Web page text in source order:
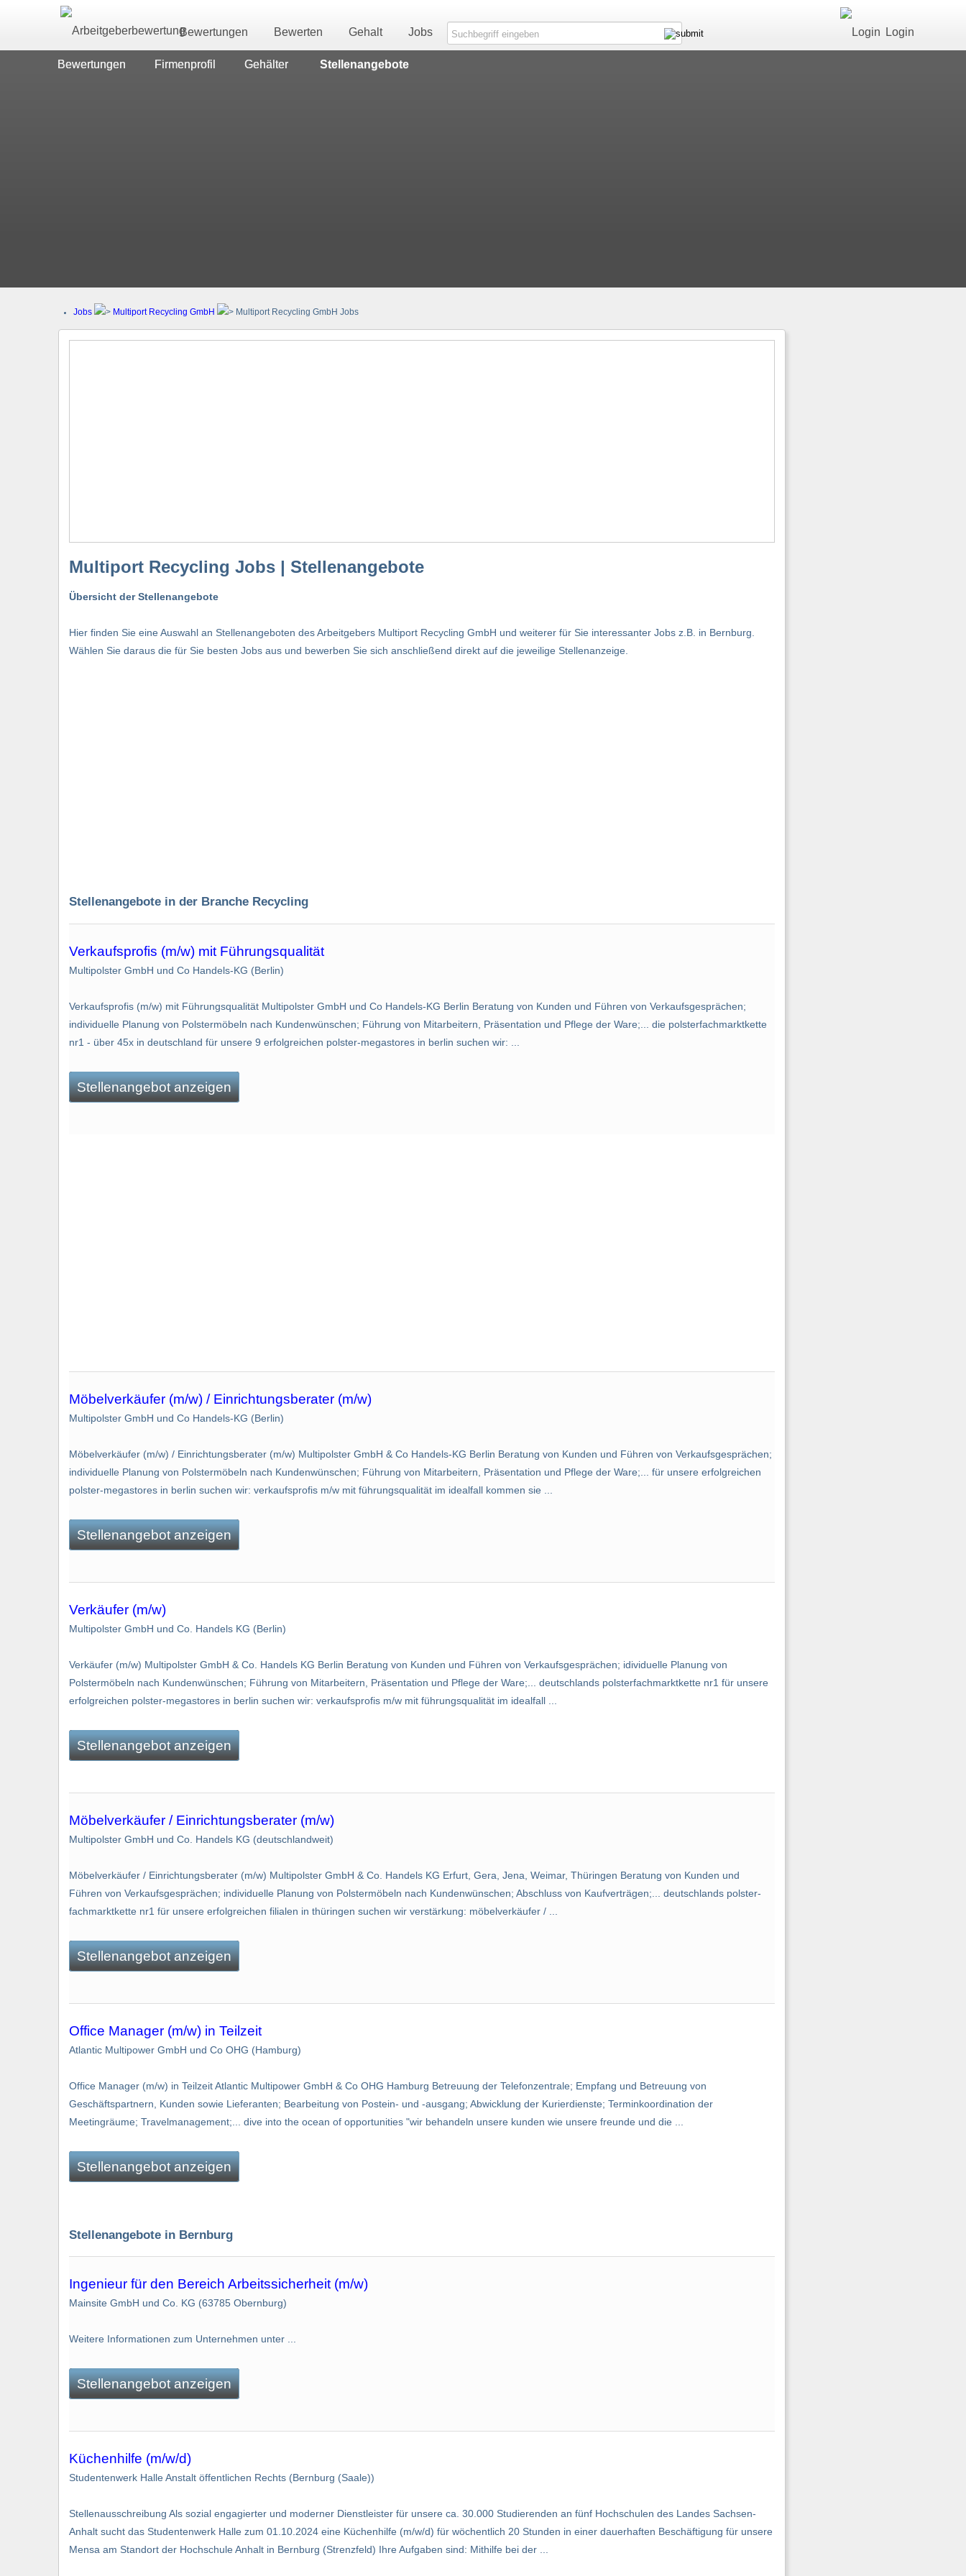
Bewertungen Bewerten Gehalt Jobs Login
Bewertungen Firmenprofil Gehälter Stellenangebote
Jobs Multiport Recycling GmbH Multiport Recycling GmbH Jobs
Multiport Recycling Jobs | Stellenangebote
Übersicht der Stellenangebote
Hier finden Sie eine Auswahl an Stellenangeboten des Arbeitgebers Multiport Recycling GmbH und weiterer für Sie interessanter Jobs z.B. in Bernburg.
Wählen Sie daraus die für Sie besten Jobs aus und bewerben Sie sich anschließend direkt auf die jeweilige Stellenanzeige.
Stellenangebote in der Branche Recycling
Verkaufsprofis (m/w) mit Führungsqualität
Multipolster GmbH und Co Handels-KG (Berlin)
Verkaufsprofis (m/w) mit Führungsqualität Multipolster GmbH und Co Handels-KG Berlin Beratung von Kunden und Führen von Verkaufsgesprächen;
individuelle Planung von Polstermöbeln nach Kundenwünschen; Führung von Mitarbeitern, Präsentation und Pflege der Ware;... die polsterfachmarktkette
nr1 - über 45x in deutschland für unsere 9 erfolgreichen polster-megastores in berlin suchen wir: ...
Stellenangebot anzeigen
Möbelverkäufer (m/w) / Einrichtungsberater (m/w)
Multipolster GmbH und Co Handels-KG (Berlin)
Möbelverkäufer (m/w) / Einrichtungsberater (m/w) Multipolster GmbH & Co Handels-KG Berlin Beratung von Kunden und Führen von Verkaufsgesprächen;
individuelle Planung von Polstermöbeln nach Kundenwünschen; Führung von Mitarbeitern, Präsentation und Pflege der Ware;... für unsere erfolgreichen
polster-megastores in berlin suchen wir: verkaufsprofis m/w mit führungsqualität im idealfall kommen sie ...
Stellenangebot anzeigen
Verkäufer (m/w)
Multipolster GmbH und Co. Handels KG (Berlin)
Verkäufer (m/w) Multipolster GmbH & Co. Handels KG Berlin Beratung von Kunden und Führen von Verkaufsgesprächen; idividuelle Planung von
Polstermöbeln nach Kundenwünschen; Führung von Mitarbeitern, Präsentation und Pflege der Ware;... deutschlands polster­fachmarktkette nr1 für unsere
erfolgreichen polster-megastores in berlin suchen wir: verkaufsprofis m/w mit führungsqualität im idealfall ...
Stellenangebot anzeigen
Möbelverkäufer / Einrichtungsberater (m/w)
Multipolster GmbH und Co. Handels KG (deutschlandweit)
Möbelverkäufer / Einrichtungsberater (m/w) Multipolster GmbH & Co. Handels KG Erfurt, Gera, Jena, Weimar, Thüringen Beratung von Kunden und
Führen von Verkaufsgesprächen; individuelle Planung von Polstermöbeln nach Kundenwünschen; Abschluss von Kaufverträgen;... deutschlands polster­
fachmarktkette nr1 für unsere erfolgreichen filialen in thüringen suchen wir verstärkung: möbelverkäufer / ...
Stellenangebot anzeigen
Office Manager (m/w) in Teilzeit
Atlantic Multipower GmbH und Co OHG (Hamburg)
Office Manager (m/w) in Teilzeit Atlantic Multipower GmbH & Co OHG Hamburg Betreuung der Telefonzentrale; Empfang und Betreuung von
Geschäftspartnern, Kunden sowie Lieferanten; Bearbeitung von Postein- und -ausgang; Abwicklung der Kurierdienste; Terminkoordination der
Meetingräume; Travelmanagement;... dive into the ocean of opportunities "wir behandeln unsere kunden wie unsere freunde und die ...
Stellenangebot anzeigen
Stellenangebote in Bernburg
Ingenieur für den Bereich Arbeitssicherheit (m/w)
Mainsite GmbH und Co. KG (63785 Obernburg)
Weitere Informationen zum Unternehmen unter ...
Stellenangebot anzeigen
Küchenhilfe (m/w/d)
Studentenwerk Halle Anstalt öffentlichen Rechts (Bernburg (Saale))
Stellenausschreibung Als sozial engagierter und moderner Dienstleister für unsere ca. 30.000 Studierenden an fünf Hochschulen des Landes Sachsen-
Anhalt sucht das Studentenwerk Halle zum 01.10.2024 eine Küchenhilfe (m/w/d) für wöchentlich 20 Stunden in einer dauerhaften Beschäftigung für unsere
Mensa am Standort der Hochschule Anhalt in Bernburg (Strenzfeld) Ihre Aufgaben sind: Mithilfe bei der ...